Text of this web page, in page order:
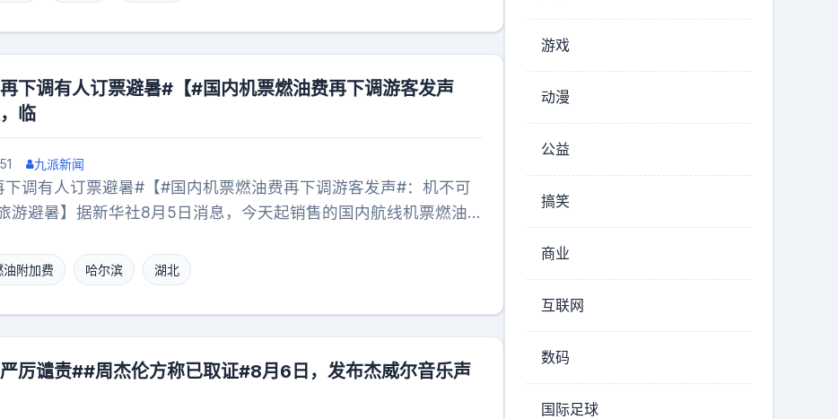
下调有人订票避暑#【#国内机票燃油费再下调游客发声
临
九派新闻
调有人订票避暑#【#国内机票燃油费再下调游客发声#：机不可
游避暑】据新华社8月5日消息，今天起销售的国内航线机票燃油
燃油附加费，800公里（含）以下航线每位成人旅客收取40元燃
于调整前分别降低了30元和10元。这是今年6月以来第三次下调国
费，进一步降低旅客出行成本。5日，准备从湖北武汉出发去东北
诉，自己准备8月月中出发，最近在看机票，看到这个好消息时十
了下，现在往返机建燃油费一共240元，我朋友6月去哈尔滨玩，往
共花了400元，省钱了。”正在休假的田女士是一名小学教师，她
油附加费 哈尔滨 湖北
厉谴责##周杰伦方称已取证#8月6日，发布杰威尔音乐声
游戏
动漫
公益
搞笑
商业
互联网
数码
国际足球